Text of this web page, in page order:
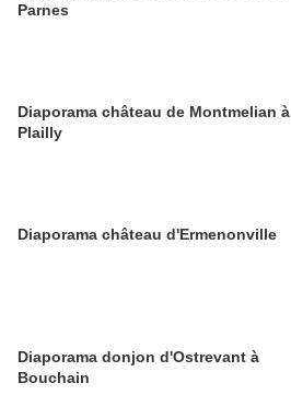
Parnes
Diaporama château de Montmelian à
Plailly
Diaporama château d'Ermenonville
Diaporama donjon d'Ostrevant à
Bouchain